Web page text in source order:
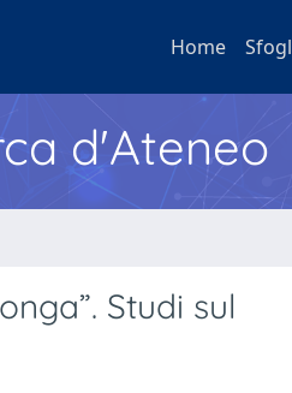
Home
d'Ateneo
Studi sul